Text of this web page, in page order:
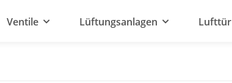
Ventile Lüftungsanlagen